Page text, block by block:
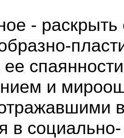
-
и
в социально-